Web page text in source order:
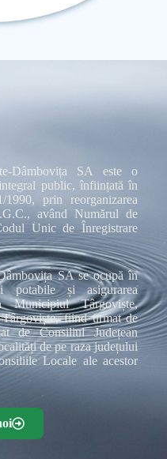
Dâmbovița SA este o
public, înființată în
prin reorganizarea
având Numărul de
Unic de Înregistrare
SA se ocupă în
potabile și asigurarea
Municipiul Târgoviște,
fiind urmat de
de Consiliul Județean
de pe raza județului
Locale ale acestor